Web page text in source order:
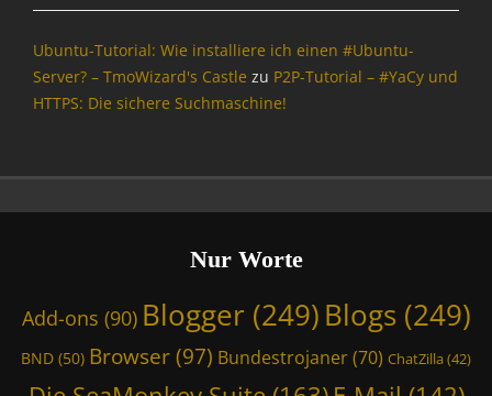
S
a
M
o
e
e
E
-
Ubuntu-Tutorial: Wie installiere ich einen #Ubuntu-
Server? – TmoWizard's Castle zu P2P-Tutorial – #YaCy und
HTTPS: Die sichere Suchmaschine!
Nur Worte
Add-ons (90) Blogger (249) Blogs(249)
BND (50) Browser (97) Bundestrojaner(70) ChatZilla(42)